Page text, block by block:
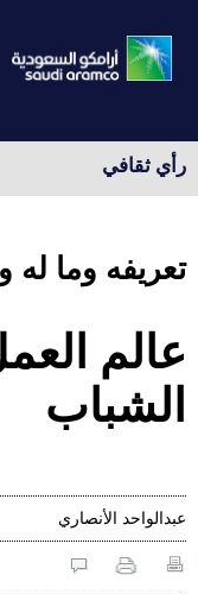
رأي ثقافي
تعريفه وما له
عالم
الشباب
عبدالواحد الأنصاري